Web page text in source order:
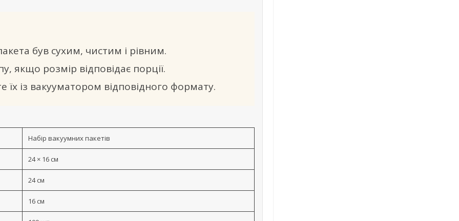
був сухим, чистим і рівним.
якщо розмір відповідає порції.
їх із вакууматором відповідного формату.
Набір вакуумних пакетів
24 × 16 см
24 см
16 см